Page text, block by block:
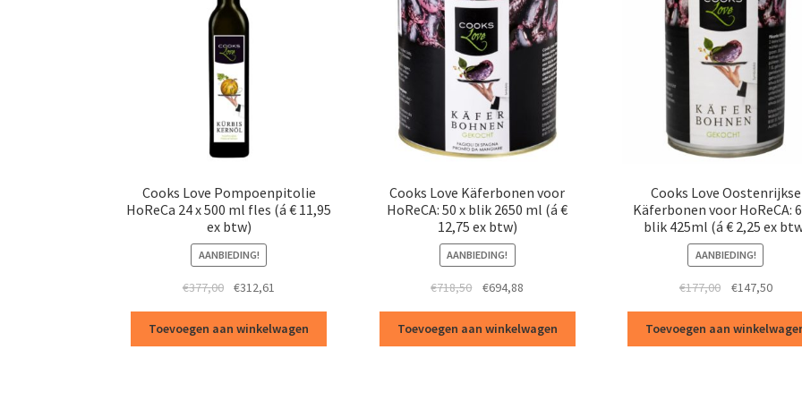
Cooks Love Pompoenpitolie
HoReCa 24 x 500 ml fles (á € 11,95
ex btw)
AANBIEDING!
€377,00
Oorspronkelijke
was:
€377,00.
€312,61
is:
€312,61.
Toevoegen aan winkelwagen
Cooks Love Käferbonen voor
HoReCA: 50 x blik 2650 ml (á €
12,75 ex btw)
AANBIEDING!
€718,50
Oorspronkelijke
was:
€718,50.
€694,88
is:
€694,88.
Toevoegen aan winkelwagen
Cooks Love Oostenrijkse
Käferbonen voor HoReCA:
blik 425ml (á € 2,25 ex
AANBIEDING!
€177,00
Oorspronkelijke
was:
€177,00.
€147,50
is:
Toevoegen aan